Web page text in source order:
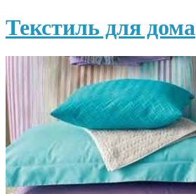
Текстиль для дома